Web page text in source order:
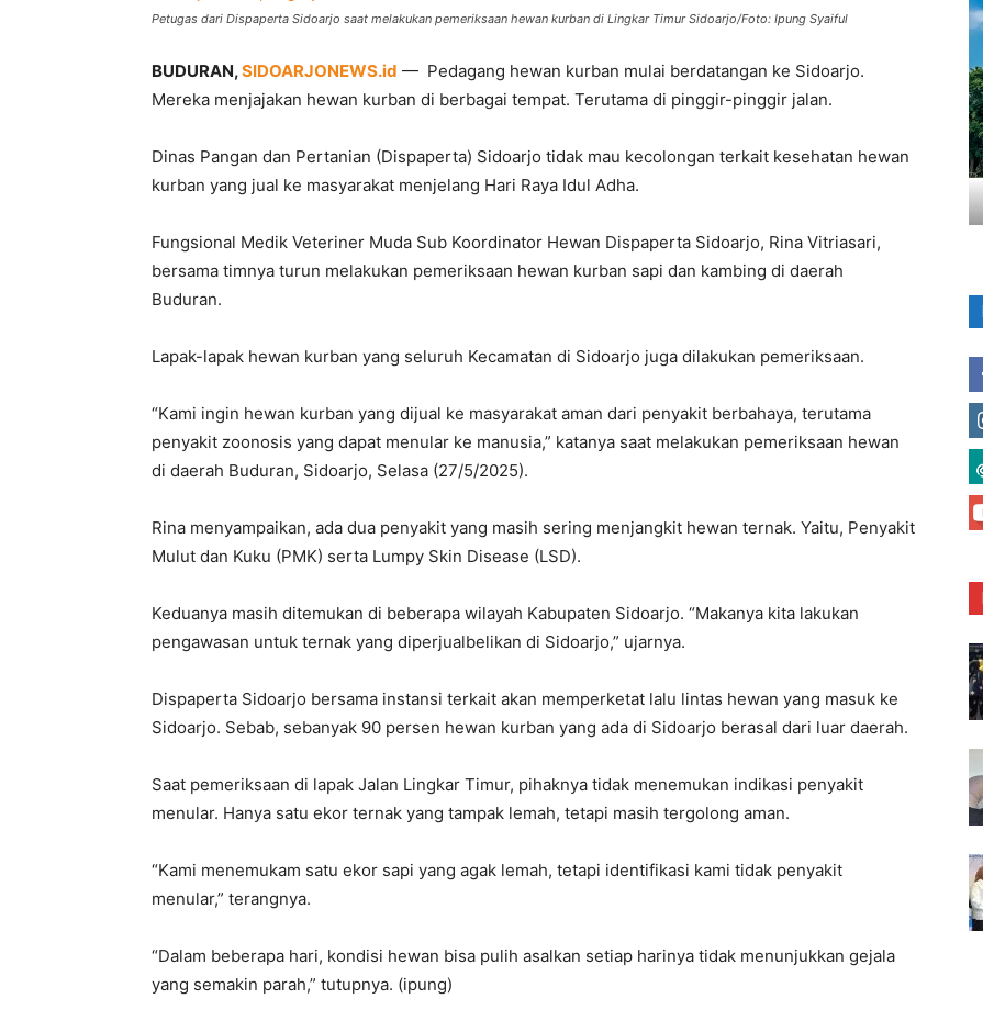
Petugas dari Dispaperta Sidoarjo saat melakukan pemeriksaan hewan kurban di Lingkar Timur Sidoarjo/Foto: Ipung Syaiful
BUDURAN,SIDOARJONEWS.id — Pedagang hewan kurban mulai berdatangan ke Sidoarjo.
Mereka menjajakan hewan kurban di berbagai tempat. Terutama di pinggir-pinggir jalan.
Dinas Pangan dan Pertanian (Dispaperta) Sidoarjo tidak mau kecolongan terkait kesehatan hewan
kurban yang jual ke masyarakat menjelang Hari Raya Idul Adha.
Fungsional Medik Veteriner Muda Sub Koordinator Hewan Dispaperta Sidoarjo, Rina Vitriasari,
bersama timnya turun melakukan pemeriksaan hewan kurban sapi dan kambing di daerah
Buduran.
Lapak-lapak hewan kurban yang seluruh Kecamatan di Sidoarjo juga dilakukan pemeriksaan.
“Kami ingin hewan kurban yang dijual ke masyarakat aman dari penyakit berbahaya, terutama
penyakit zoonosis yang dapat menular ke manusia,” katanya saat melakukan pemeriksaan hewan
di daerah Buduran, Sidoarjo, Selasa (27/5/2025).
Rina menyampaikan, ada dua penyakit yang masih sering menjangkit hewan ternak. Yaitu, Penyakit
Mulut dan Kuku (PMK) serta Lumpy Skin Disease (LSD).
Keduanya masih ditemukan di beberapa wilayah Kabupaten Sidoarjo. “Makanya kita lakukan
pengawasan untuk ternak yang diperjualbelikan di Sidoarjo,” ujarnya.
Dispaperta Sidoarjo bersama instansi terkait akan memperketat lalu lintas hewan yang masuk ke
Sidoarjo. Sebab, sebanyak 90 persen hewan kurban yang ada di Sidoarjo berasal dari luar daerah.
Saat pemeriksaan di lapak Jalan Lingkar Timur, pihaknya tidak menemukan indikasi penyakit
menular. Hanya satu ekor ternak yang tampak lemah, tetapi masih tergolong aman.
“Kami menemukam satu ekor sapi yang agak lemah, tetapi identifikasi kami tidak penyakit
menular,” terangnya.
“Dalam beberapa hari, kondisi hewan bisa pulih asalkan setiap harinya tidak menunjukkan gejala
yang semakin parah,” tutupnya. (ipung)